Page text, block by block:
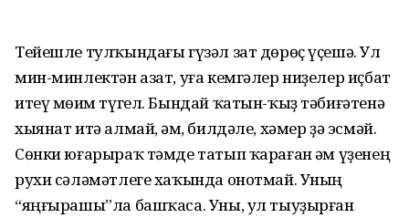
Тейешле тулҡындағы гүзәл зат дөрөҫ үҫешә. Ул
мин-минлектән азат, уға кемгәлер ниҙелер иҫбат
итеү мөһим түгел. Бындай ҡатын-ҡыҙ тәбиғәтенә
хыянат итә алмай, һәм, билдәле, хәмер ҙә эсмәй.
Сөнки юғарыраҡ тәмде татып ҡараған һәм үҙенең
рухи сәләмәтлеге хаҡында онотмай. Уның
“яңғырашы”ла башҡаса. Уны, ул тыуҙырған